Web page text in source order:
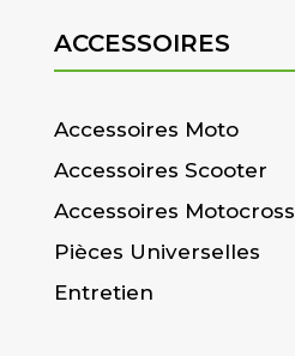
ACCESSOIRES
Accessoires Moto
Accessoires Scooter
Accessoires Motocross
Pièces Universelles
Entretien